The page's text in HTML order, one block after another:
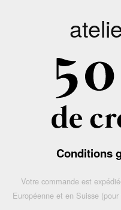
Conditions
Votre commande est
Européenne et en Suisse